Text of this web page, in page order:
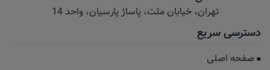
تهران، خیابان‌ ملت، پاساژ‌ پارسیان، واحد 14
دسترسی سریع
صفحه اصلی